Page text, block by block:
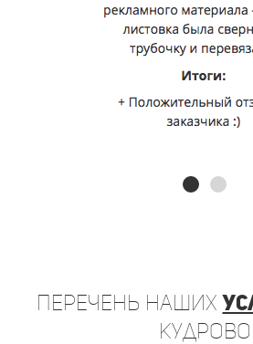
Перечень наших
Кудрово